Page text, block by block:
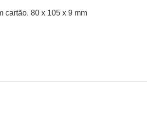
cartão. 80 x 105 x 9 mm